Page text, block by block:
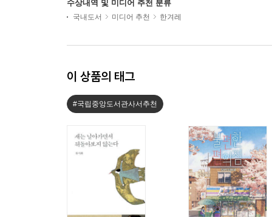
수상내역 및 미디어 추천 분류
국내도서 미디어 추천 한겨레
이 상품의 태그
#국립중앙도서관사서추천